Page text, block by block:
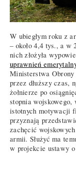
W ubiegłym roku z
– około 4,4 tys., a w
nich złożyła
uprawnień
Ministerstwa Obrony
przez dłuższy czas,
żołnierze po
stopnia wojskowego,
istotnych motywacji
przyznają
zachęcić
armii. Służyć ma
w projekcie ustawy